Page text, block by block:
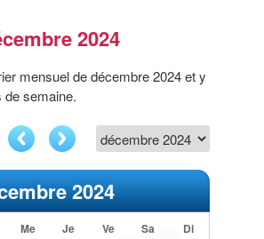
2024
mensuel de décembre 2024 et y
semaine.
2024
Me Je Ve Sa Di